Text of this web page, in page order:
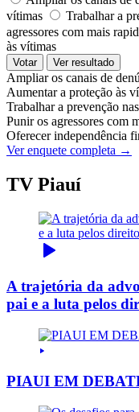
vítimas
Trabalhar a
agressores com mais
às vítimas
Votar Ver resultado
Ampliar os canais de
Aumentar a proteção às
Trabalhar a prevenção
Punir os agressores com
Oferecer independência
Ver enquete completa →
TV Piauí
A trajetória da
pai e a luta pelos
PIAUI EM